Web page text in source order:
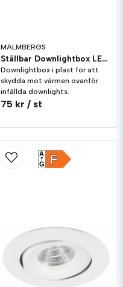
MALMBERGS
Ställbar Downlightbox LED 320-580x260x48 mm
Downlightbox i plast för att
skydda mot värmen ovanför
infällda downlights.
75 kr / st
F
A
G